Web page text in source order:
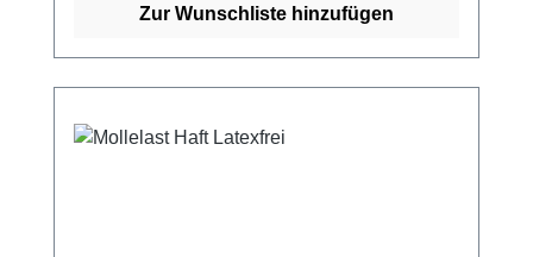
20 Meter auf der Rolle (gedehnt) auf der
Kaufen Sie jetzt Crepp Haftbinden online bei
Zur Wunschliste hinzufügen